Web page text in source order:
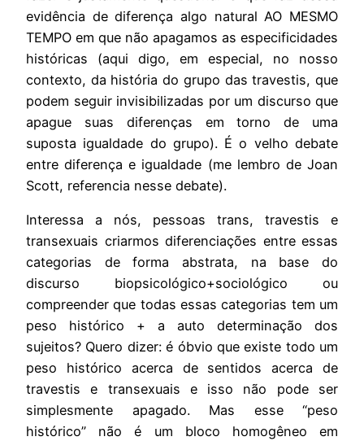
evidência de diferença algo natural AO MESMO
TEMPO em que não apagamos as especificidades
históricas (aqui digo, em especial, no nosso
contexto, da história do grupo das travestis, que
podem seguir invisibilizadas por um discurso que
apague suas diferenças em torno de uma
suposta igualdade do grupo). É o velho debate
entre diferença e igualdade (me lembro de Joan
Scott, referencia nesse debate).
Interessa a nós, pessoas trans, travestis e
transexuais criarmos diferenciações entre essas
categorias de forma abstrata, na base do
discurso biopsicológico+sociológico ou
compreender que todas essas categorias tem um
peso histórico + a auto determinação dos
sujeitos? Quero dizer: é óbvio que existe todo um
peso histórico acerca de sentidos acerca de
travestis e transexuais e isso não pode ser
simplesmente apagado. Mas esse “peso
histórico” não é um bloco homogêneo em